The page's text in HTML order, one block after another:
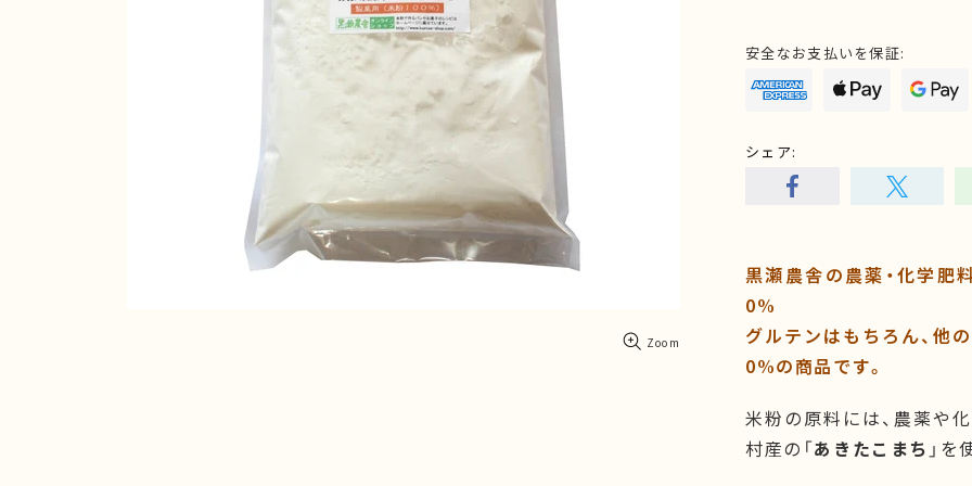
Zoom
安全なお支払いを保証:
シェア:
黒瀬農舎の農薬・化学肥
0%
グルテンはもちろん、他
0%の商品です。
米粉の原料には、農薬や
村産の「あきたこまち 」